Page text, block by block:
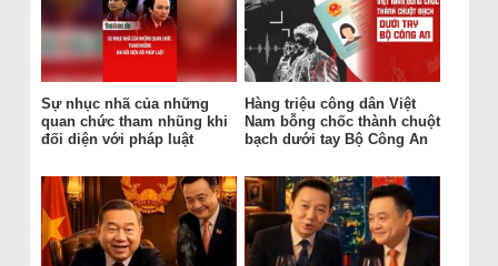
Sự nhục nhã của những
quan chức tham nhũng khi
đối diện với pháp luật
Hàng triệu công dân Việt
Nam bỗng chốc thành chuột
bạch dưới tay Bộ Công An